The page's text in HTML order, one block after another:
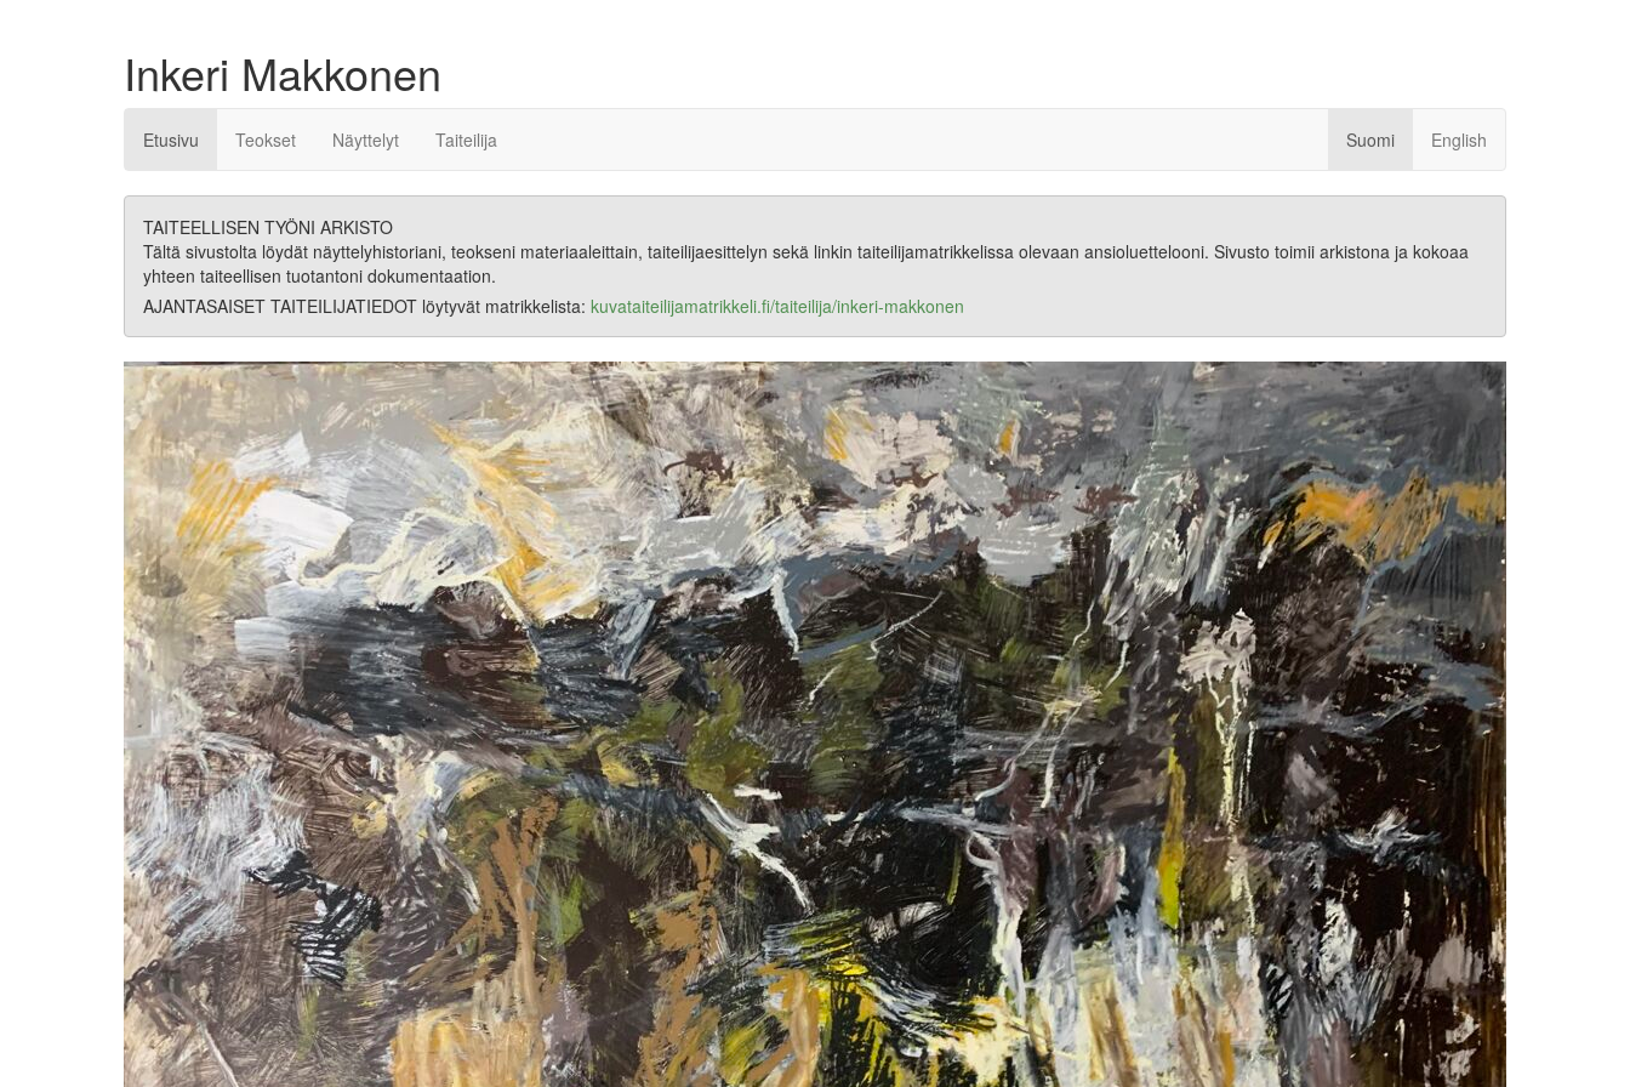
Inkeri Makkonen
Etusivu Teokset Näyttelyt Taiteilija Suomi English
TAITEELLISEN TYÖNI ARKISTO
Tältä sivustolta löydät näyttelyhistoriani, teokseni materiaaleittain, taiteilijaesittelyn sekä linkin taiteilijamatrikkelissa olevaan ansioluettelooni. Sivusto toimii arkistona ja kokoaa
yhteen taiteellisen tuotantoni dokumentaation.
AJANTASAISET TAITEILIJATIEDOT löytyvät matrikkelista: kuvataiteilijamatrikkeli.fi/taiteilija/inkeri-makkonen